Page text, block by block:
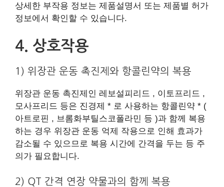
상세한 부작용 정보는 제품설명서 또는 제품별 허가
정보에서 확인할 수 있습니다.
​4. 상호작용
1) 위장관 운동 촉진제와 항콜린약의 복용
위장관 운동 촉진제인 레보설피리드 , 이토프리드 ,
모사프리드 등은 진경제 * 로 사용하는 항콜린약 * (
아트로핀 , 브롬화부틸스코폴라민 등 )과 함께 복용
하는 경우 위장관 운동 억제 작용으로 인해 효과가
감소될 수 있으므로 복용 시간에 간격을 두는 등 주
의가 필요합니다.
2) QT 간격 연장 약물과의 함께 복용